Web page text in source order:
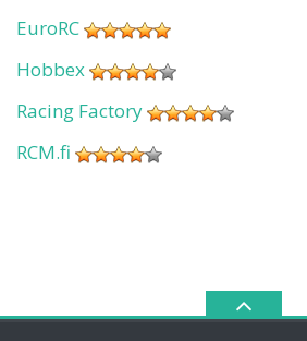
EuroRC
Hobbex
Racing Factory
RCM.fi